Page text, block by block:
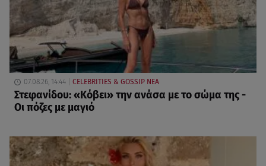
07.08.26, 14:44 CELEBRITIES & GOSSIP ΝΕΑ
Στεφανίδου: «Κόβει» την ανάσα με το σώμα της -
Οι πόζες με μαγιό